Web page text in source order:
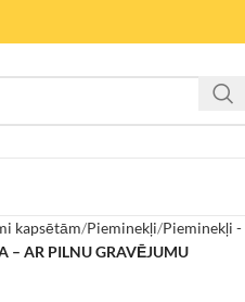
kapsētām Pieminekļi Pieminekļi -
– AR PILNU GRAVĒJUMU